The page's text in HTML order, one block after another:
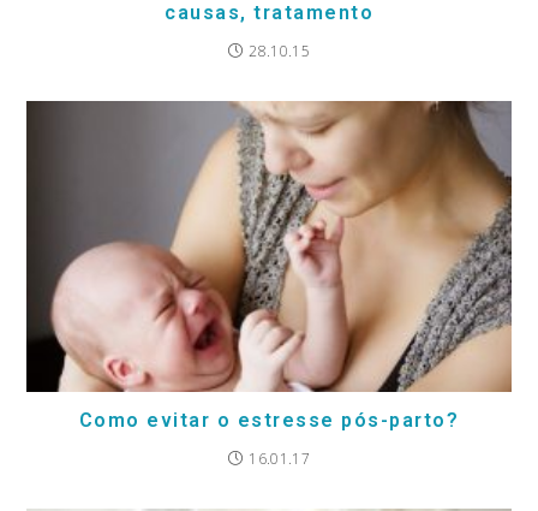
causas, tratamento
28.10.15
Como evitar o estresse pós-parto?
16.01.17